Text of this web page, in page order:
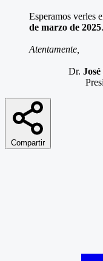
Esperamos verles
de marzo de 2025.
Atentamente,
Dr.
Compartir